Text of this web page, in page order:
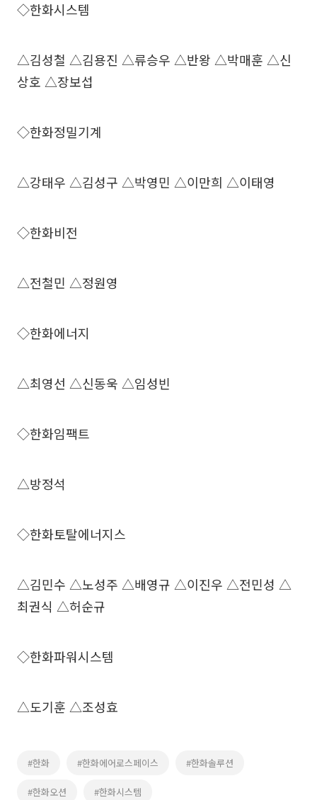
◇한화시스템
△김성철 △김용진 △류승우 △반왕 △박매훈 △신
상호 △장보섭
◇한화정밀기계
△강태우 △김성구 △박영민 △이만희 △이태영
◇한화비전
△전철민 △정원영
◇한화에너지
△최영선 △신동욱 △임성빈
◇한화임팩트
△방정석
◇한화토탈에너지스
△김민수 △노성주 △배영규 △이진우 △전민성 △
최권식 △허순규
◇한화파워시스템
△도기훈 △조성효
#한화 #한화에어로스페이스 #한화솔루션
#한화오션 #한화시스템